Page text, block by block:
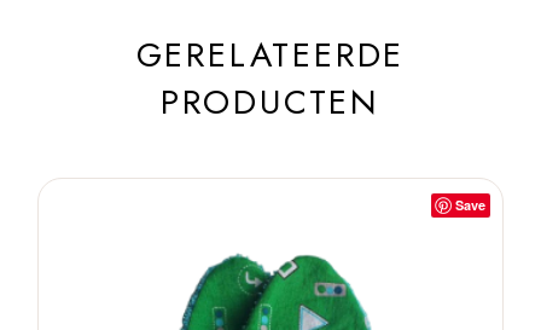
GERELATEERDE
PRODUCTEN
Save